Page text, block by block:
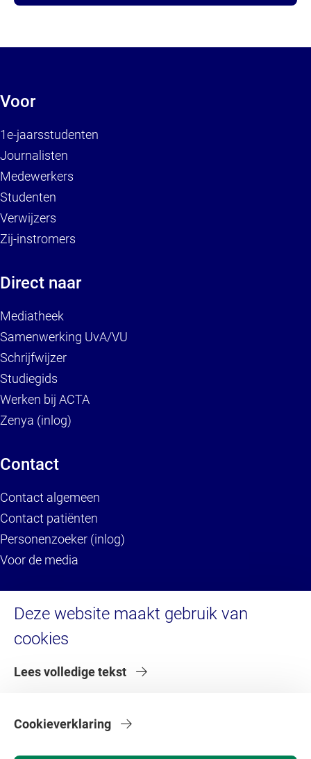
Deze website maakt gebruik van
cookies
Lees volledige tekst
Cookieverklaring
Voor
1e-jaarsstudenten
Journalisten
Medewerkers
Studenten
Verwijzers
Zij-instromers
Direct naar
Mediatheek
Samenwerking UvA/VU
Schrijfwijzer
Studiegids
Werken bij ACTA
Zenya (inlog)
Contact
Contact algemeen
Contact patiënten
Personenzoeker (inlog)
Voor de media
Service
Brandportal/Huisstijl (inlog)
Servicedesk IT
Serviceportaal VU (voor externen)